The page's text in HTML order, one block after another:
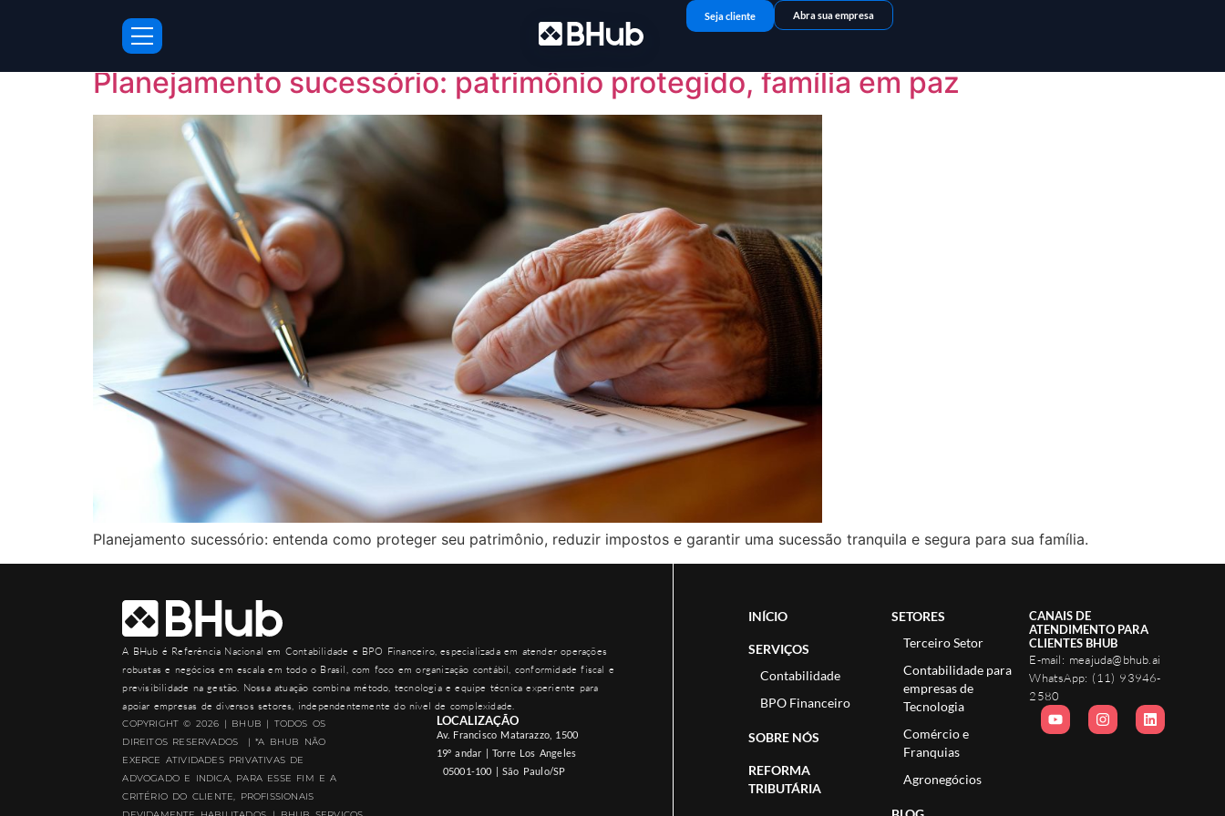
Seja cliente Abra sua empresa
Tag:
Planejamento sucessório: patrimônio protegido, família em paz
Planejamento sucessório: entenda como proteger seu patrimônio, reduzir impostos e garantir uma sucessão tranquila e segura para sua família.
A BHub é Referência Nacional em Contabilidade e BPO Financeiro, especializada em atender operações
robustas e negócios em escala em todo o Brasil, com foco em organização contábil, conformidade fiscal e
previsibilidade na gestão. Nossa atuação combina método, tecnologia e equipe técnica experiente para
apoiar empresas de diversos setores, independentemente do nível de complexidade.
COPYRIGHT © 2026 | BHUB | TODOS OS
DIREITOS RESERVADOS | *A BHUB NÃO
EXERCE ATIVIDADES PRIVATIVAS DE
ADVOGADO E INDICA, PARA ESSE FIM E A
CRITÉRIO DO CLIENTE, PROFISSIONAIS
LOCALIZAÇÃO
Av. Francisco Matarazzo, 1500
19º andar | Torre Los Angeles
05001-100 | São Paulo/SP
INÍCIO
SERVIÇOS
Contabilidade
BPO Financeiro
SOBRE NÓS
REFORMA
TRIBUTÁRIA
SETORES
Terceiro Setor
Contabilidade para
empresas de
Tecnologia
Comércio e
Franquias
Agronegócios
CANAIS DE
ATENDIMENTO PARA
CLIENTES BHUB
E-mail: meajuda@bhub.ai
WhatsApp: (11) 93946-
2580